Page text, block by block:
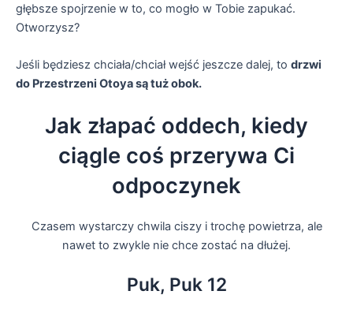
głębsze spojrzenie w to, co mogło w Tobie zapukać.
Otworzysz?
Jeśli będziesz chciała/chciał wejść jeszcze dalej, to drzwi
do Przestrzeni Otoya są tuż obok.
Jak złapać oddech, kiedy
ciągle coś przerywa Ci
odpoczynek
Czasem wystarczy chwila ciszy i trochę powietrza, ale
nawet to zwykle nie chce zostać na dłużej.
Puk, Puk 12